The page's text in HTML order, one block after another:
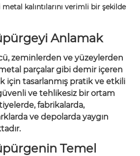
kalıntılarını verimli bir şekilde
Anlamak
zeminlerden ve yüzeylerden
parçalar gibi demir içeren
için tasarlanmış pratik ve etkili
ve tehlikesiz bir ortam
fabrikalarda,
ve depolarda yaygın
Temel